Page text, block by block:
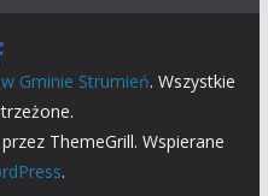
Gminie Strumień. Wszystkie
ThemeGrill. Wspierane
.